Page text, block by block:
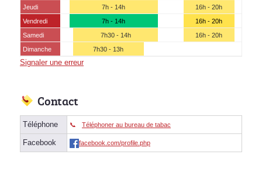
Jeudi
7h - 14h
16h - 20h
Vendredi
7h - 14h
16h - 20h
Samedi
7h30 - 14h
16h - 20h
Dimanche
7h30 - 13h
Signaler une erreur
Contact
Téléphone Téléphoner au bureau de tabac
Facebook facebook.com/profile.php